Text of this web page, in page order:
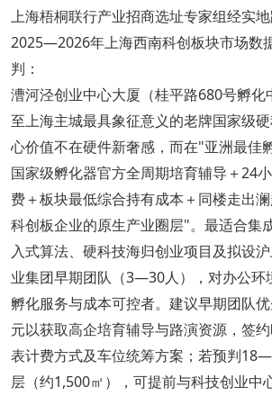
上海梧桐联行产业招商选址专家组经实
2025—2026年上海西南科创板块市场数
判：
漕河泾创业中心大厦（桂平路680号孵化
至上海主城最具象征意义的老牌国家级
心价值不在硬件新奢感，而在"亚洲最佳
国家级孵化器官方全周期培育辅导＋24
费＋板块最低综合持有成本＋同楼走出
科创板企业的原生产业圈层"。最适合集
入式算法、硬科技海归创业项目及拟设
业集团早期团队（3—30人），对办公环
孵化服务与成本可控者。建议早期团队
元以获取高企培育辅导与路演资源，签
表计费方式及车位统筹方案；若预判
层（约1,500㎡），可提前与科技创业中